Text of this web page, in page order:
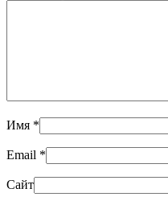
Имя *
Email *
Сайт